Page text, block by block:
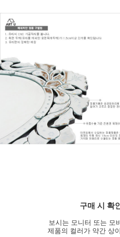
구매 시 확
보시는 모니터 또는 모
제품의 컬러가 약간 상